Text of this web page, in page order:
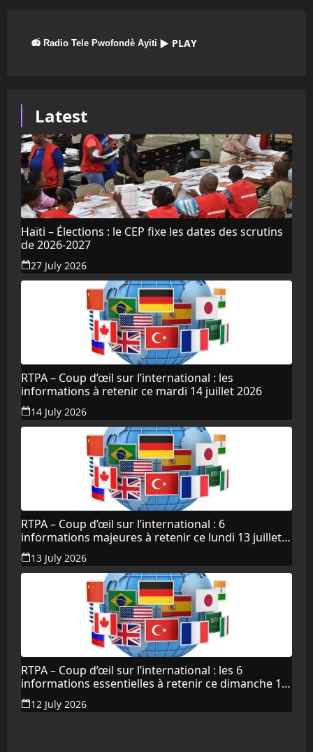
📻 Radio Tele Pwofondè Ayiti ▶ PLAY
Latest
Haïti – Élections : le CEP fixe les dates des scrutins
de 2026-2027
27 July 2026
RTPA – Coup d’œil sur l’international : les
informations à retenir ce mardi 14 juillet 2026
14 July 2026
RTPA – Coup d’œil sur l’international : 6
informations majeures à retenir ce lundi 13 juillet
202613 July 2026
RTPA – Coup d’œil sur l’international : les 6
informations essentielles à retenir ce dimanche 12
juillet 2026
12 July 2026